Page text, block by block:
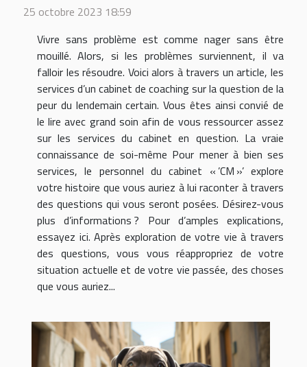
25 octobre 2023 18:59
Vivre sans problème est comme nager sans être
mouillé. Alors, si les problèmes surviennent, il va
falloir les résoudre. Voici alors à travers un article, les
services d’un cabinet de coaching sur la question de la
peur du lendemain certain. Vous êtes ainsi convié de
le lire avec grand soin afin de vous ressourcer assez
sur les services du cabinet en question. La vraie
connaissance de soi-même Pour mener à bien ses
services, le personnel du cabinet « ’CM »’ explore
votre histoire que vous auriez à lui raconter à travers
des questions qui vous seront posées. Désirez-vous
plus d’informations ? Pour d’amples explications,
essayez ici. Après exploration de votre vie à travers
des questions, vous vous réappropriez de votre
situation actuelle et de votre vie passée, des choses
que vous auriez...